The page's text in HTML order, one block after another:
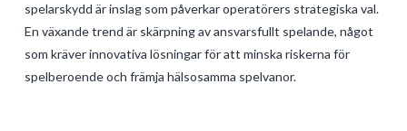
spelarskydd är inslag som påverkar operatörers strategiska val.
En växande trend är skärpning av ansvarsfullt spelande, något
som kräver innovativa lösningar för att minska riskerna för
spelberoende och främja hälsosamma spelvanor.